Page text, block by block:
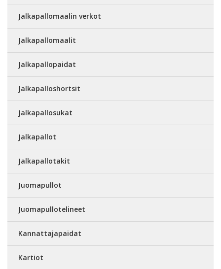
Jalkapallomaalin verkot
Jalkapallomaalit
Jalkapallopaidat
Jalkapalloshortsit
Jalkapallosukat
Jalkapallot
Jalkapallotakit
Juomapullot
Juomapullotelineet
Kannattajapaidat
Kartiot